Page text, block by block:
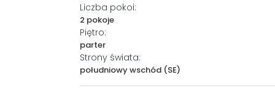
Liczba pokoi:
2 pokoje
Piętro:
parter
Strony świata:
południowy wschód (SE)